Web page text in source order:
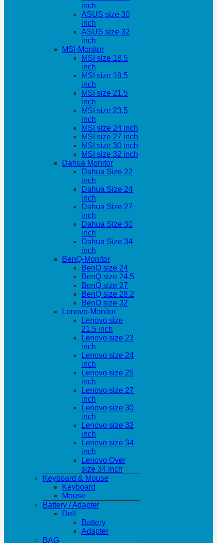
inch
ASUS size 30
inch
ASUS size 32
inch
MSI-Monitor
MSI size 18.5
inch
MSI size 19.5
inch
MSI size 21.5
inch
MSI size 23.5
inch
MSI size 24 inch
MSI size 27 inch
MSI size 30 inch
MSI size 32 inch
Dahua Monitor
Dahua Size 22
inch
Dahua Size 24
inch
Dahua Size 27
inch
Dahua Size 30
inch
Dahua Size 34
inch
BenQ-Monitor
BenQ size 24
BenQ size 24.5
BenQ size 27
BenQ size 28.2
BenQ size 32
Lenovo-Monitor
Lenovo size
21.5 inch
Lenovo size 23
inch
Lenovo size 24
inch
Lenovo size 25
inch
Lenovo size 27
inch
Lenovo size 30
inch
Lenovo size 32
inch
Lenovo size 34
inch
Lenovo Over
size 34 inch
Keyboard & Mouse
Keyboard
Mouse
Battery / Adapter
Dell
Battery
Adapter
BAG